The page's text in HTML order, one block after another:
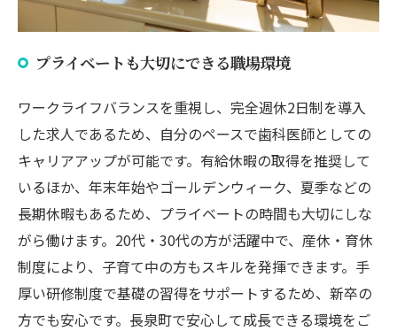
プライベートも大切にできる職場環境
ワークライフバランスを重視し、完全週休2日制を導入
した求人であるため、自分のペースで歯科医師としての
キャリアアップが可能です。有給休暇の取得を推奨して
いるほか、年末年始やゴールデンウィーク、夏季などの
長期休暇もあるため、プライベートの時間も大切にしな
がら働けます。20代・30代の方が活躍中で、産休・育休
制度により、子育て中の方もスキルを発揮できます。手
厚い研修制度で基礎の習得をサポートするため、新卒の
方でも安心です。長泉町で安心して成長できる環境をご